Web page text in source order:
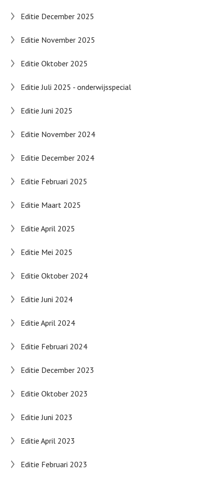
Editie December 2025
Editie November 2025
Editie Oktober 2025
Editie Juli 2025 - onderwijsspecial
Editie Juni 2025
Editie November 2024
Editie December 2024
Editie Februari 2025
Editie Maart 2025
Editie April 2025
Editie Mei 2025
Editie Oktober 2024
Editie Juni 2024
Editie April 2024
Editie Februari 2024
Editie December 2023
Editie Oktober 2023
Editie Juni 2023
Editie April 2023
Editie Februari 2023